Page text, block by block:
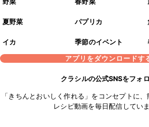
夏野菜 パプリカ
イカ 季節のイベント
アプリをダウンロードす
クラシルの公式SNSをフォ
「きちんとおいしく作れる」をコンセプトに
レシピ動画を毎日配信していま